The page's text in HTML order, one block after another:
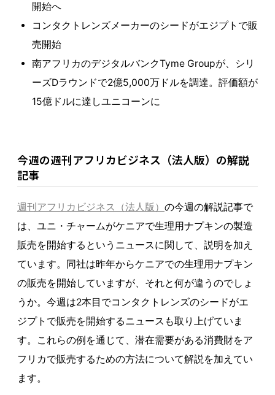
開始へ
コンタクトレンズメーカーのシードがエジプトで販
売開始
南アフリカのデジタルバンクTyme Groupが、シリ
ーズDラウンドで2億5,000万ドルを調達。評価額が
15億ドルに達しユニコーンに
今週の週刊アフリカビジネス（法人版）の解説
記事
週刊アフリカビジネス（法人版） の今週の解説記事で
は、ユニ・チャームがケニアで生理用ナプキンの製造
販売を開始するというニュースに関して、説明を加え
ています。同社は昨年からケニアでの生理用ナプキン
の販売を開始していますが、それと何が違うのでしょ
うか。今週は2本目でコンタクトレンズのシードがエ
ジプトで販売を開始するニュースも取り上げていま
す。これらの例を通じて、潜在需要がある消費財をア
フリカで販売するための方法について解説を加えてい
ます。